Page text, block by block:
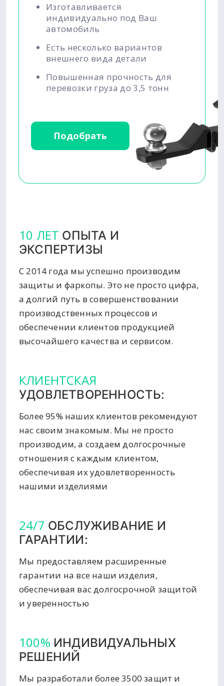
Изготавливается
индивидуально под Ваш
автомобиль
Есть несколько вариантов
внешнего вида детали
Повышенная прочность для
перевозки груза до 3,5 тонн
Подобрать
10 ЛЕТ ОПЫТА И
ЭКСПЕРТИЗЫ
С 2014 года мы успешно производим
защиты и фаркопы. Это не просто цифра,
а долгий путь в совершенствовании
производственных процессов и
обеспечении клиентов продукцией
высочайшего качества и сервисом.
КЛИЕНТСКАЯ
УДОВЛЕТВОРЕННОСТЬ:
Более 95% наших клиентов рекомендуют
нас своим знакомым. Мы не просто
производим, а создаем долгосрочные
отношения с каждым клиентом,
обеспечивая их удовлетворенность
нашими изделиями
24/7 ОБСЛУЖИВАНИЕ И
ГАРАНТИИ:
Мы предоставляем расширенные
гарантии на все наши изделия,
обеспечивая вас долгосрочной защитой
и уверенностью
100% ИНДИВИДУАЛЬНЫХ
РЕШЕНИЙ
Мы разработали более 3500 защит и